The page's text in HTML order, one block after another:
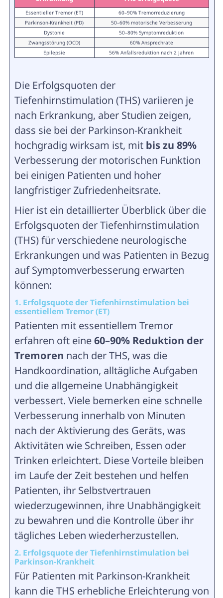
Essentieller Tremor (ET)
60–90% Tremorreduzierung
Parkinson-Krankheit (PD)
50–60% motorische Verbesserung
Dystonie
50–80% Symptomreduktion
Zwangsstörung (OCD)
60% Ansprechrate
Epilepsie
56% Anfallsreduktion nach 2 Jahren
Die Erfolgsquoten der
Tiefenhirnstimulation (THS) variieren je
nach Erkrankung, aber Studien zeigen,
dass sie bei der Parkinson-Krankheit
hochgradig wirksam ist, mit bis zu 89%
Verbesserung der motorischen Funktion
bei einigen Patienten und hoher
langfristiger Zufriedenheitsrate.
Hier ist ein detaillierter Überblick über die
Erfolgsquoten der Tiefenhirnstimulation
(THS) für verschiedene neurologische
Erkrankungen und was Patienten in Bezug
auf Symptomverbesserung erwarten
können:
1. Erfolgsquote der Tiefenhirnstimulation bei
essentiellem Tremor (ET)
Patienten mit essentiellem Tremor
erfahren oft eine60–90% Reduktion der
Tremoren nach der THS, was die
Handkoordination, alltägliche Aufgaben
und die allgemeine Unabhängigkeit
verbessert. Viele bemerken eine schnelle
Verbesserung innerhalb von Minuten
nach der Aktivierung des Geräts, was
Aktivitäten wie Schreiben, Essen oder
Trinken erleichtert. Diese Vorteile bleiben
im Laufe der Zeit bestehen und helfen
Patienten, ihr Selbstvertrauen
wiederzugewinnen, ihre Unabhängigkeit
zu bewahren und die Kontrolle über ihr
tägliches Leben wiederherzustellen.
2. Erfolgsquote der Tiefenhirnstimulation bei
Parkinson-Krankheit
Für Patienten mit Parkinson-Krankheit
kann die THS erhebliche Erleichterung von